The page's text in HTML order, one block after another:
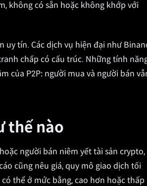
không có sẵn hoặc không khớp với
uy tín. Các dịch vụ hiện đại như
chấp có cấu trúc. Những tính
của P2P: người mua và người bán
thế nào
người bán niêm yết tài sản crypto,
cũng nêu giá, quy mô giao dịch tối
thể ở mức bằng, cao hơn hoặc thấp